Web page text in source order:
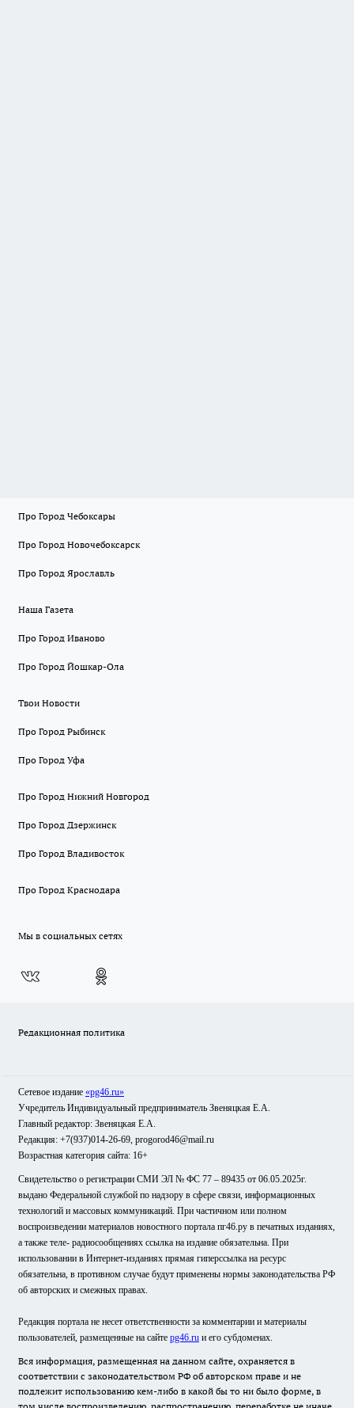
Про Город Чебоксары
Про Город Новочебоксарск
Про Город Ярославль
Наша Газета
Про Город Иваново
Про Город Йошкар-Ола
Твои Новости
Про Город Рыбинск
Про Город Уфа
Про Город Нижний Новгород
Про Город Дзержинск
Про Город Владивосток
Про Город Краснодара
Мы в социальных сетях
Редакционная политика
Сетевое издание «pg46.ru»
Учредитель Индивидуальный предприниматель Звеняцкая Е.А.
Главный редактор: Звеняцкая Е.А.
Редакция: +7(937)014-26-69, progorod46@mail.ru
Возрастная категория сайта: 16+
Свидетельство о регистрации СМИ ЭЛ № ФС 77 – 89435 от 06.05.2025г.
выдано Федеральной службой по надзору в сфере связи, информационных
технологий и массовых коммуникаций. При частичном или полном
воспроизведении материалов новостного портала пг46.ру в печатных изданиях,
а также теле- радиосообщениях ссылка на издание обязательна. При
использовании в Интернет-изданиях прямая гиперссылка на ресурс
обязательна, в противном случае будут применены нормы законодательства РФ
об авторских и смежных правах.
Редакция портала не несет ответственности за комментарии и материалы
пользователей, размещенные на сайте pg46.ru и его субдоменах.
Вся информация, размещенная на данном сайте, охраняется в
соответствии с законодательством РФ об авторском праве и не
подлежит использованию кем-либо в какой бы то ни было форме, в